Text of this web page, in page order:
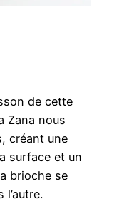
de cette
Zana nous
créant une
surface et un
brioche se